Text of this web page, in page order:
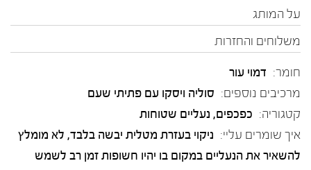
על המותג
משלוחים והחזרות
חומר: דמוי עור
מרכיבים נוספים: סוליה ויסקו עם פתיתי שעם
קטגוריה: כפכפים, נעליים שטוחות
איך שומרים עליי: ניקוי בעזרת מטלית יבשה בלבד, לא מומלץ
להשאיר את הנעליים במקום בו יהיו חשופות זמן רב לשמש